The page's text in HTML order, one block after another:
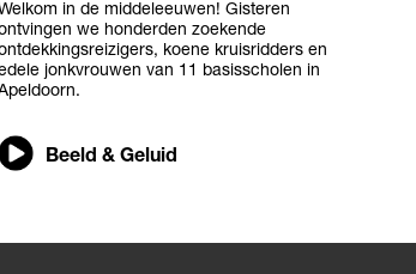
in de middeleeuwen! Gisteren
we honderden zoekende
koene kruisridders en
jonkvrouwen van 11 basisscholen in
Beeld & Geluid